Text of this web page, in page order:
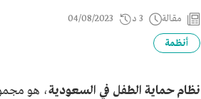
مقالة 3 د 04/08/2023
أنظمة
نظام حماية الطفل في السعودية، هو